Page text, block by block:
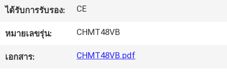
เกี่ยว
กับ
เรา
ได้รับการรับรอง: CE
หมายเลขรุ่น: CHMT48VB
เอกสาร: CHMT48VB.pdf